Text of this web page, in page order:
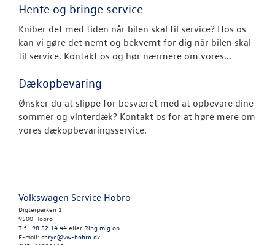
Volkswagen
Hente og bringe service
Kniber det med tiden når bilen skal til service? Hos os
kan vi gøre det nemt og bekvemt for dig når bilen skal
til service. Kontakt os og hør nærmere om vores...
Dækopbevaring
Ønsker du at slippe for besværet med at opbevare dine
sommer og vinterdæk? Kontakt os for at høre mere om
vores dækopbevaringsservice.
Volkswagen Service Hobro
Digterparken 1
9500 Hobro
Tlf.: 98 52 14 44 eller Ring mig op
E-mail: chrye@vw-hobro.dk